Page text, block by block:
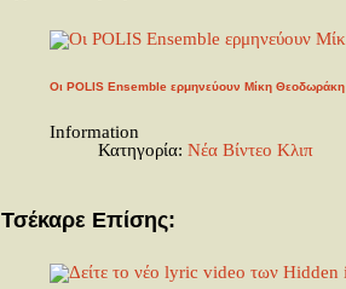
Οι POLIS Ensemble ερμηνεύουν Μίκη Θεοδωράκη
Information
Κατηγορία: Νέα Βίντεο Κλιπ
Τσέκαρε Επίσης: